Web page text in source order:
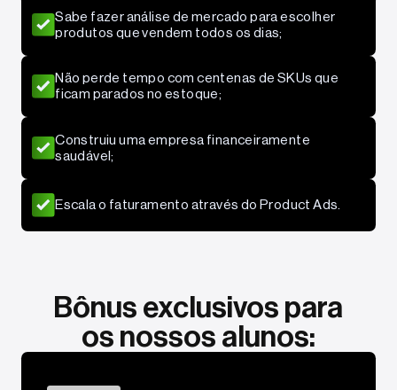
Sabe fazer análise de mercado para escolher
produtos que vendem todos os dias;
Não perde tempo com centenas de SKUs que
ficam parados no estoque;
Construiu uma empresa financeiramente
saudável;
Escala o faturamento através do Product Ads.
Bônus exclusivos para
os nossos alunos: